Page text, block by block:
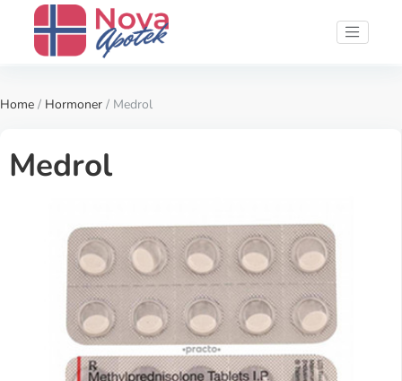
Home / Hormoner / Medrol
Medrol